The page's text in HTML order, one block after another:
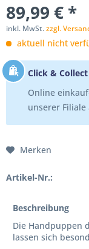
89,99 € *
inkl. MwSt.zzgl.
aktuell nicht
Click & Collect
Online
unserer Filiale
Merken
Artikel-Nr.:
Beschreibung
Die Handpuppen
lassen sich